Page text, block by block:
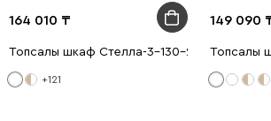
164 010
Топсалы шкаф Стелла-3-130-200 Ақ
+121
149 090
Топсалы